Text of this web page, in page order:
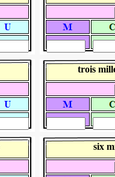
trois
six